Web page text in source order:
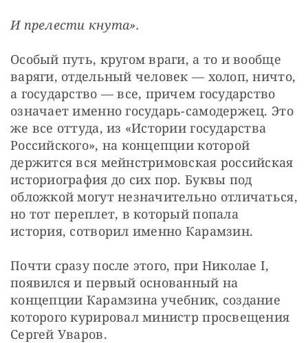
И прелести кнута».
Особый путь, кругом враги, а то и вообще
варяги, отдельный человек — холоп, ничто,
а государство — все, причем государство
означает именно государь-самодержец. Это
же все оттуда, из «Истории государства
Российского», на концепции которой
держится вся мейнстримовская российская
историография до сих пор. Буквы под
обложкой могут незначительно отличаться,
но тот переплет, в который попала
история, сотворил именно Карамзин.
Почти сразу после этого, при Николае I,
появился и первый основанный на
концепции Карамзина учебник, создание
которого курировал министр просвещения
Сергей Уваров.